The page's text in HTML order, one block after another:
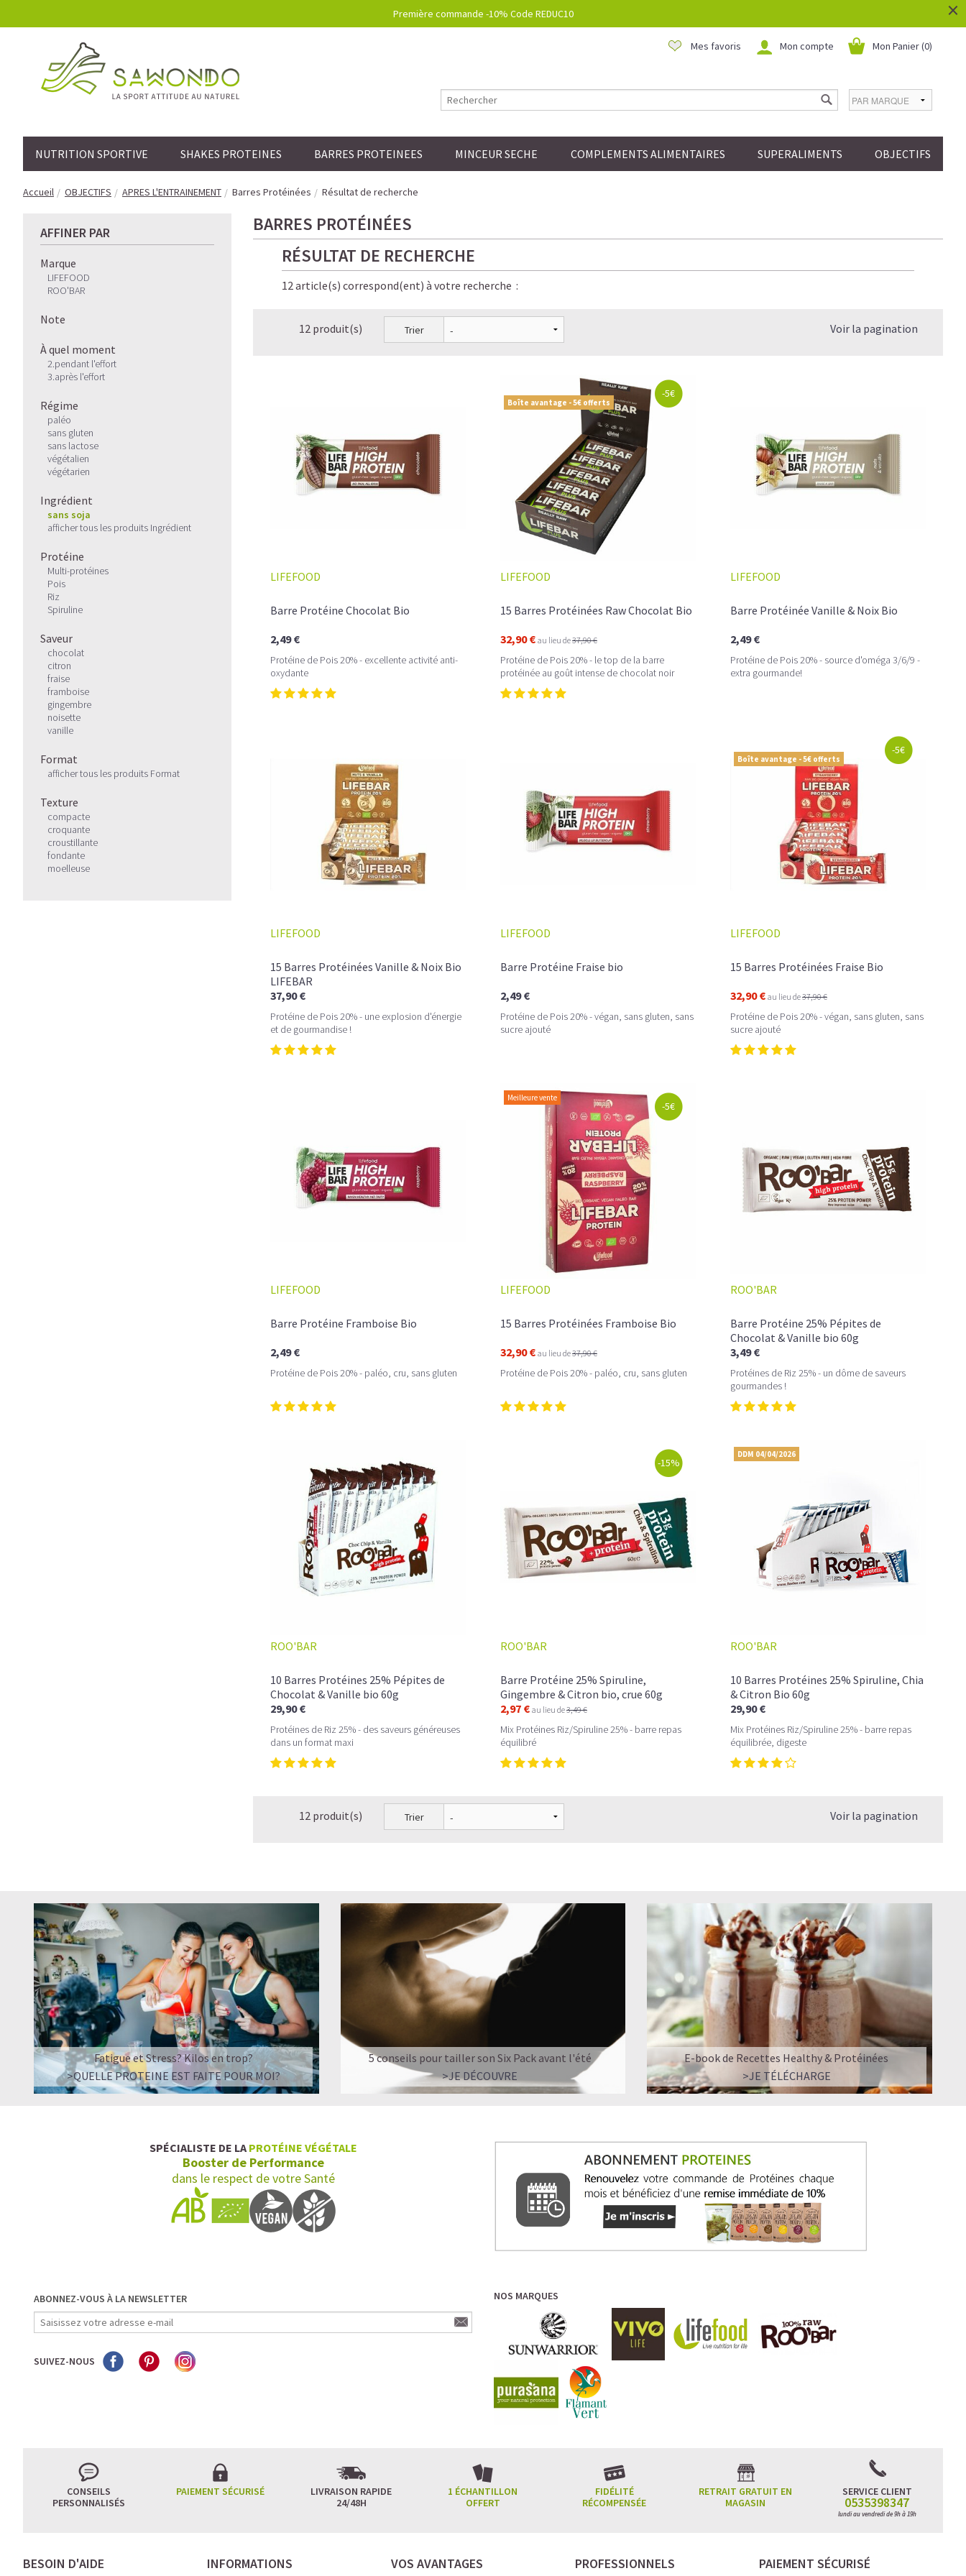
Première commande -10% Code REDUC10 ×
Mon Panier (0)
Mon compte
Mes favoris
NUTRITION SPORTIVE SHAKES PROTEINES BARRES PROTEINEES MINCEUR SECHE COMPLEMENTS ALIMENTAIRES SUPERALIMENTS OBJECTIFS
Accueil OBJECTIFS APRES L'ENTRAINEMENT Barres Protéinées Résultat de recherche
AFFINER PAR
Marque
LIFEFOOD
ROO'BAR
Note
À quel moment
2.pendant l'effort
3.après l'effort
Régime
paléo
sans gluten
sans lactose
végétalien
végétarien
Ingrédient
sans soja
afficher tous les produits Ingrédient
Protéine
Multi-protéines
Pois
Riz
Spiruline
Saveur
chocolat
citron
fraise
framboise
gingembre
noisette
vanille
Format
afficher tous les produits Format
Texture
compacte
croquante
croustillante
fondante
moelleuse
BARRES PROTÉINÉES
RÉSULTAT DE RECHERCHE
12 article(s) correspond(ent) à votre recherche :
12 produit(s) Trier Voir la pagination
LIFEFOOD
Barre Protéine Chocolat Bio
2,49 €
Protéine de Pois 20% - excellente activité anti-
oxydante
Boîte avantage - 5€ offerts
-5€
LIFEFOOD
15 Barres Protéinées Raw Chocolat Bio
32,90 € au lieu de37,90 €
Protéine de Pois 20% - le top de la barre
protéinée au goût intense de chocolat noir
LIFEFOOD
Barre Protéinée Vanille & Noix Bio
2,49 €
Protéine de Pois 20% - source d'oméga 3/6/9 -
extra gourmande!
LIFEFOOD
15 Barres Protéinées Vanille & Noix Bio
LIFEBAR
37,90 €
Protéine de Pois 20% - une explosion d'énergie
et de gourmandise !
LIFEFOOD
Barre Protéine Fraise bio
2,49 €
Protéine de Pois 20% - végan, sans gluten, sans
sucre ajouté
Boîte avantage - 5€ offerts
-5€
LIFEFOOD
15 Barres Protéinées Fraise Bio
32,90 € au lieu de37,90 €
Protéine de Pois 20% - végan, sans gluten, sans
sucre ajouté
LIFEFOOD
Barre Protéine Framboise Bio
2,49 €
Protéine de Pois 20% - paléo, cru, sans gluten
Meilleure vente
-5€
LIFEFOOD
15 Barres Protéinées Framboise Bio
32,90 € au lieu de37,90 €
Protéine de Pois 20% - paléo, cru, sans gluten
ROO'BAR
Barre Protéine 25% Pépites de
Chocolat & Vanille bio 60g
3,49 €
Protéines de Riz 25% - un dôme de saveurs
gourmandes !
ROO'BAR
10 Barres Protéines 25% Pépites de
Chocolat & Vanille bio 60g
29,90 €
Protéines de Riz 25% - des saveurs généreuses
dans un format maxi
-15%
ROO'BAR
Barre Protéine 25% Spiruline,
Gingembre & Citron bio, crue 60g
2,97 € au lieu de3,49 €
Mix Protéines Riz/Spiruline 25% - barre repas
équilibré
DDM 04/04/2026
ROO'BAR
10 Barres Protéines 25% Spiruline, Chia
& Citron Bio 60g
29,90 €
Mix Protéines Riz/Spiruline 25% - barre repas
équilibrée, digeste
12 produit(s) Trier Voir la pagination
Fatigue et Stress? Kilos en trop?
>QUELLE PROTEINE EST FAITE POUR MOI?
5 conseils pour tailler son Six Pack avant l'été
>JE DÉCOUVRE
E-book de Recettes Healthy & Protéinées
>JE TÉLÉCHARGE
SPÉCIALISTE DE LA PROTÉINE VÉGÉTALE
Booster de Performance
dans le respect de votre Santé
ABONNEZ-VOUS À LA NEWSLETTER
SUIVEZ-NOUS
NOS MARQUES
CONSEILS
PERSONNALISÉS
PAIEMENT SÉCURISÉ
LIVRAISON RAPIDE
24/48H
1 ÉCHANTILLON
OFFERT
FIDÉLITÉ
RÉCOMPENSÉE
RETRAIT GRATUIT EN
MAGASIN
SERVICE CLIENT
0535398347
lundi au vendredi de 9h à 19h
BESOIN D'AIDE INFORMATIONS VOS AVANTAGES PROFESSIONNELS PAIEMENT SÉCURISÉ